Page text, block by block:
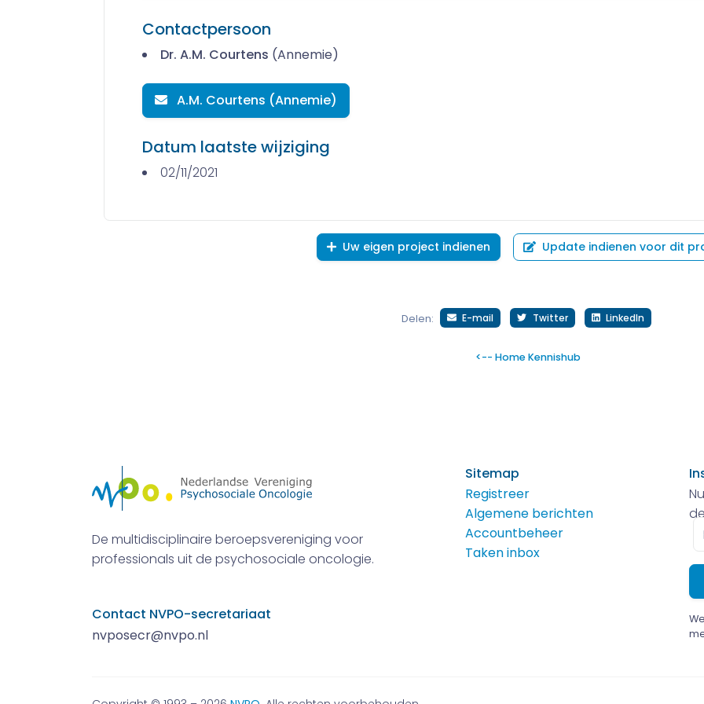
Contactpersoon
Dr. A.M. Courtens (Annemie)
A.M. Courtens (Annemie)
Datum laatste wijziging
02/11/2021
Uw eigen project indienen Update indienen voor dit
Delen: E-mail Twitter LinkedIn
<-- Home Kennishub
De multidisciplinaire beroepsvereniging voor
professionals uit de psychosociale oncologie.
Contact NVPO-secretariaat
nvposecr@nvpo.nl
Sitemap
Registreer
Algemene berichten
Accountbeheer
Taken inbox
E-